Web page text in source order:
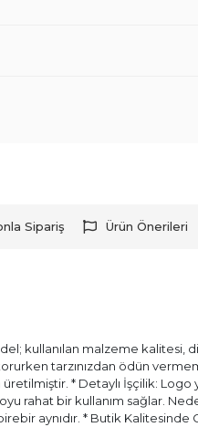
Sipariş Ürün Önerileri
kullanılan malzeme kalitesi,
tarzınızdan ödün
* Detaylı İşçilik:
rahat bir kullanım sağlar.
aynıdır. * Butik Kalitesinde